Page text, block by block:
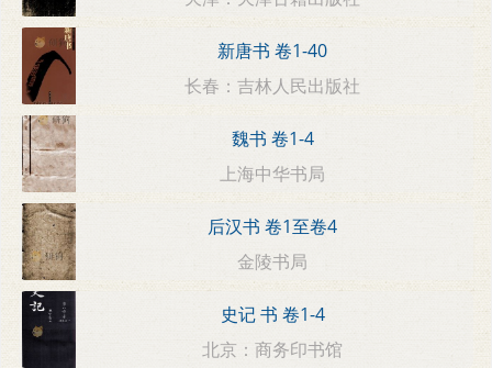
新唐书 卷1-40
长春：吉林人民出版社
魏书 卷1-4
上海中华书局
后汉书 卷1至卷4
金陵书局
史记 书 卷1-4
北京：商务印书馆